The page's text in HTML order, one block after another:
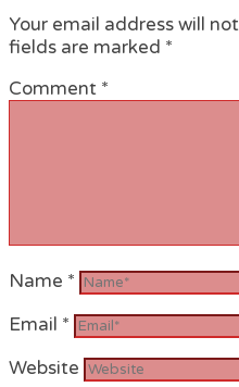
Your email address will
fields are marked *
Comment *
Name *
Email *
Website